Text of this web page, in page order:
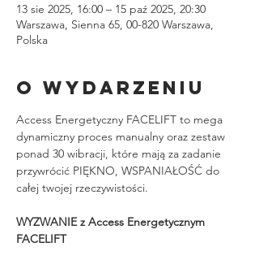
13 sie 2025, 16:00 – 15 paź 2025, 20:30
Warszawa, Sienna 65, 00-820 Warszawa,
Polska
O wydarzeniu
Access Energetyczny FACELIFT to mega
dynamiczny proces manualny oraz zestaw
ponad 30 wibracji, które mają za zadanie
przywrócić PIĘKNO, WSPANIAŁOŚĆ do
całej twojej rzeczywistości.
WYZWANIE z Access Energetycznym
FACELIFT